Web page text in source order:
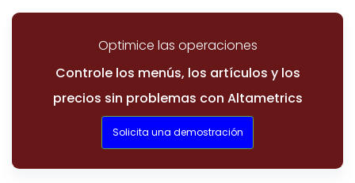
Optimice las operaciones
Controle los menús, los artículos y los
precios sin problemas con Altametrics
Solicita una demostración